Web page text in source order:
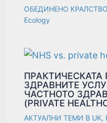
ОБЕДИНЕНО КРАЛСТВО
Ecology
ЗДРАВНИТЕ
ЧАСТНОТО
(PRIVATE
АКТУАЛНИ ТЕМИ В UK,